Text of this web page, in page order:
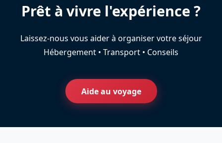
Prêt à vivre l'expérience ?
Laissez-nous vous aider à organiser votre séjour
Hébergement • Transport • Conseils
Aide au voyage